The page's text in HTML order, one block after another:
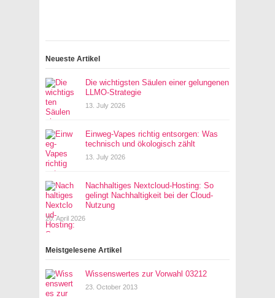
Neueste Artikel
Die wichtigsten Säulen einer gelungenen
LLMO-Strategie
13. July 2026
Einweg-Vapes richtig entsorgen: Was
technisch und ökologisch zählt
13. July 2026
Nachhaltiges Nextcloud-Hosting: So
gelingt Nachhaltigkeit bei der Cloud-
Nutzung
20. April 2026
Meistgelesene Artikel
Wissenswertes zur Vorwahl 03212
23. October 2013